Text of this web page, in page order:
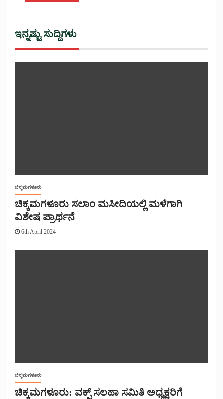
ಇನ್ನಷ್ಟು ಸುದ್ದಿಗಳು
ಚಿಕ್ಕಮಗಳೂರು
ಚಿಕ್ಕಮಗಳೂರು ಸಲಾಂ ಮಸೀದಿಯಲ್ಲಿ ಮಳೆಗಾಗಿ
ವಿಶೇಷ ಪ್ರಾರ್ಥನೆ
6th April 2024
ಚಿಕ್ಕಮಗಳೂರು
ಚಿಕ್ಕಮಗಳೂರು: ವಕ್ಫ್ ಸಲಹಾ ಸಮಿತಿ ಅಧ್ಯಕ್ಷರಿಗೆ